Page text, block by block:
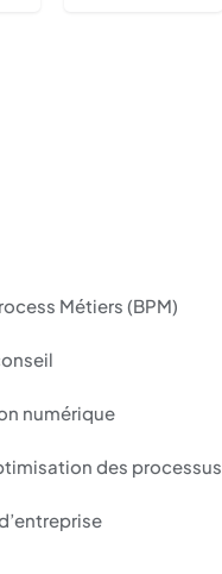
Métiers (BPM)
numérique
des processus